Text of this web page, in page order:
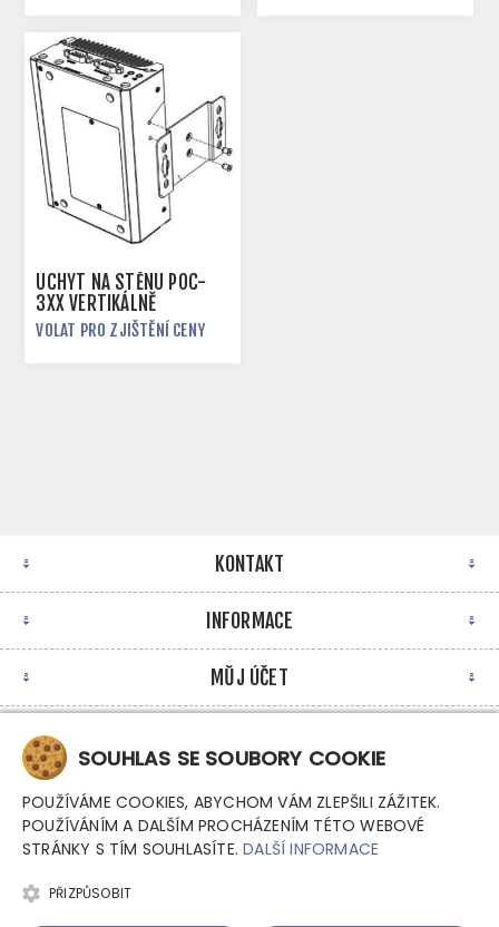
ÚCHYT NA STĚNU POC-
3XX VERTIKÁLNĚ
VOLAT PRO ZJIŠTĚNÍ CENY
KONTAKT
INFORMACE
MŮJ ÚČET
SOUHLAS SE SOUBORY COOKIE
POUŽÍVÁME COOKIES, ABYCHOM VÁM ZLEPŠILI ZÁŽITEK.
POUŽÍVÁNÍM A DALŠÍM PROCHÁZENÍM TÉTO WEBOVÉ
STRÁNKY S TÍM SOUHLASÍTE.DALŠÍ INFORMACE
PŘIZPŮSOBIT